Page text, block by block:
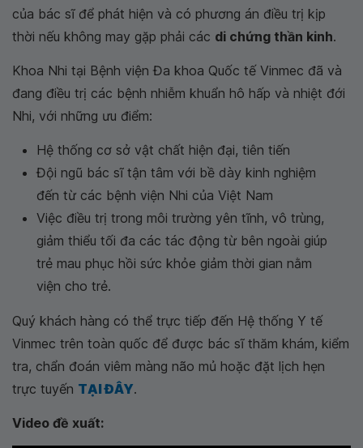
của bác sĩ để phát hiện và có phương án điều trị kịp
thời nếu không may gặp phải các di chứng thần kinh.
Khoa Nhi tại Bệnh viện Đa khoa Quốc tế Vinmec đã và
đang điều trị các bệnh nhiễm khuẩn hô hấp và nhiệt đới
Nhi, với những ưu điểm:
Hệ thống cơ sở vật chất hiện đại, tiên tiến
Đội ngũ bác sĩ tận tâm với bề dày kinh nghiệm
đến từ các bệnh viện Nhi của Việt Nam
Việc điều trị trong môi trường yên tĩnh, vô trùng,
giảm thiểu tối đa các tác động từ bên ngoài giúp
trẻ mau phục hồi sức khỏe giảm thời gian nằm
viện cho trẻ.
Quý khách hàng có thể trực tiếp đến Hệ thống Y tế
Vinmec trên toàn quốc để được bác sĩ thăm khám, kiểm
tra, chẩn đoán viêm màng não mủ hoặc đặt lịch hẹn
trực tuyến TẠI ĐÂY.
Video đề xuất: